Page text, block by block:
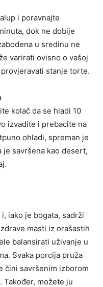
i poravnajte
dok ne dobije
u sredinu ne
varirati ovisno o vašoj
stanje torte.
kolač da se hladi 10
izvadite i prebacite na
ohladi, spreman je
je savršena kao desert,
i, iako je bogata, sadrži
masti iz orašastih
balansirati uživanje u
Svaka porcija pruža
čini savršenim izborom
Također, možete ju